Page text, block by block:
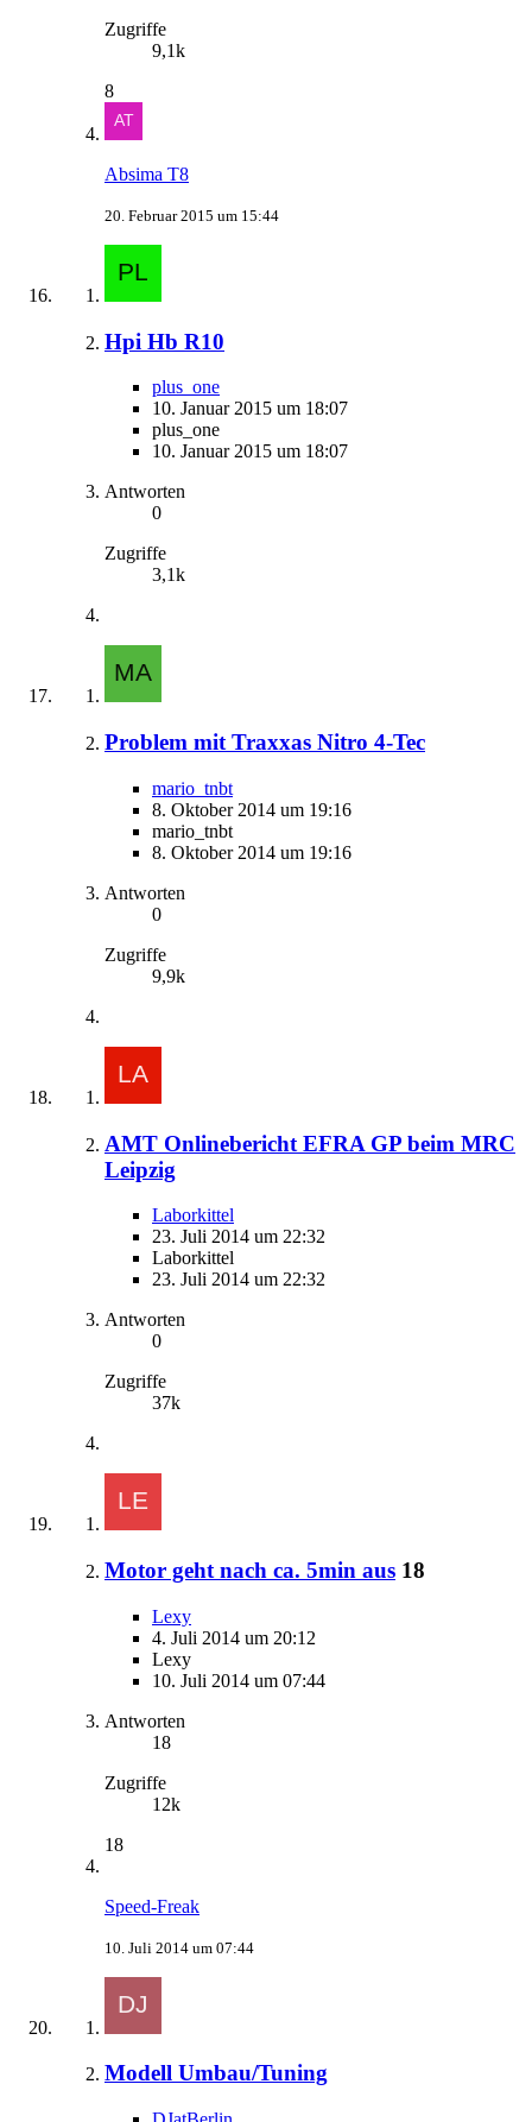
Zugriffe
9,1k
8
Absima T8
20. Februar 2015 um 15:44
Hpi Hb R10
plus_one
10. Januar 2015 um 18:07
plus_one
10. Januar 2015 um 18:07
Antworten
0
Zugriffe
3,1k
Problem mit Traxxas Nitro 4-Tec
mario_tnbt
8. Oktober 2014 um 19:16
mario_tnbt
8. Oktober 2014 um 19:16
Antworten
0
Zugriffe
9,9k
AMT Onlinebericht EFRA GP beim MRC
Leipzig
Laborkittel
23. Juli 2014 um 22:32
Laborkittel
23. Juli 2014 um 22:32
Antworten
0
Zugriffe
37k
Motor geht nach ca. 5min aus 18
Lexy
4. Juli 2014 um 20:12
Lexy
10. Juli 2014 um 07:44
Antworten
18
Zugriffe
12k
18
Speed-Freak
10. Juli 2014 um 07:44
Modell Umbau/Tuning